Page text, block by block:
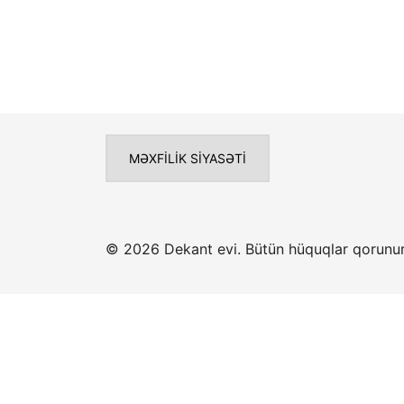
MƏXFILIK SIYASƏTI
© 2026 Dekant evi. Bütün hüquqlar